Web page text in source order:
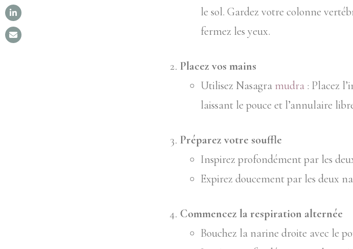
le sol. Gardez votre colonne
fermez les yeux.
Placez vos mains
Utilisez Nasagra mudra : Placez
laissant le pouce et l’annulaire
Préparez votre souffle
Inspirez profondément par les
Expirez doucement par les deux
Commencez la respiration alternée
Bouchez la narine droite avec le